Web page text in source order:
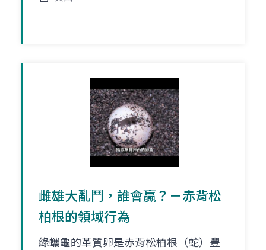
雌雄大亂鬥，誰會贏？－赤背松
柏根的領域行為
綠蠵龜的革質卵是赤背松柏根（蛇）豐